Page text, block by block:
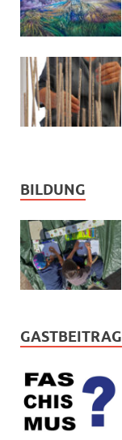
BILDUNG
GASTBEITRAG